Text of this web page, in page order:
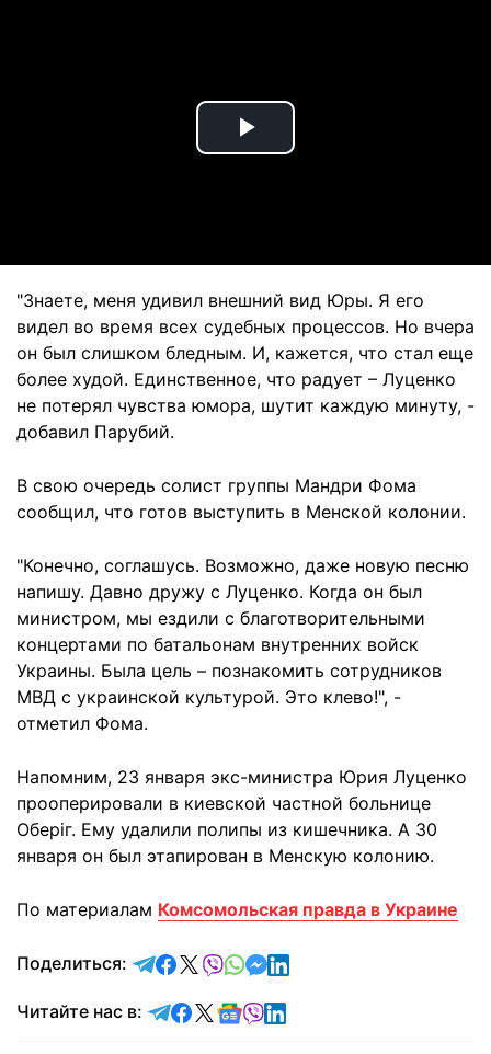
Play
"Знаете, меня удивил внешний вид Юры. Я его
видел во время всех судебных процессов. Но вчера
он был слишком бледным. И, кажется, что стал еще
более худой. Единственное, что радует – Луценко
не потерял чувства юмора, шутит каждую минуту, -
добавил Парубий.
В свою очередь солист группы Мандри Фома
сообщил, что готов выступить в Менской колонии.
"Конечно, соглашусь. Возможно, даже новую песню
напишу. Давно дружу с Луценко. Когда он был
министром, мы ездили с благотворительными
концертами по батальонам внутренних войск
Украины. Была цель – познакомить сотрудников
МВД с украинской культурой. Это клево!", -
отметил Фома.
Напомним, 23 января экс-министра Юрия Луценко
прооперировали в киевской частной больнице
Оберіг. Ему удалили полипы из кишечника. А 30
января он был этапирован в Менскую колонию.
По материалам Комсомольская правда в Украине
Поделиться: отправить в Telegram
поделиться в Facebook
поделиться в X
отправить в Viber
отправить в Whatsapp
отправить в Messenger
отправить в LinkedIn
Читайте нас в: Читайте в Telegram
Читайте в Facebook
Читайте в X
Читайте в Google news
Читайте в Viber
Читайте в LinkedIn